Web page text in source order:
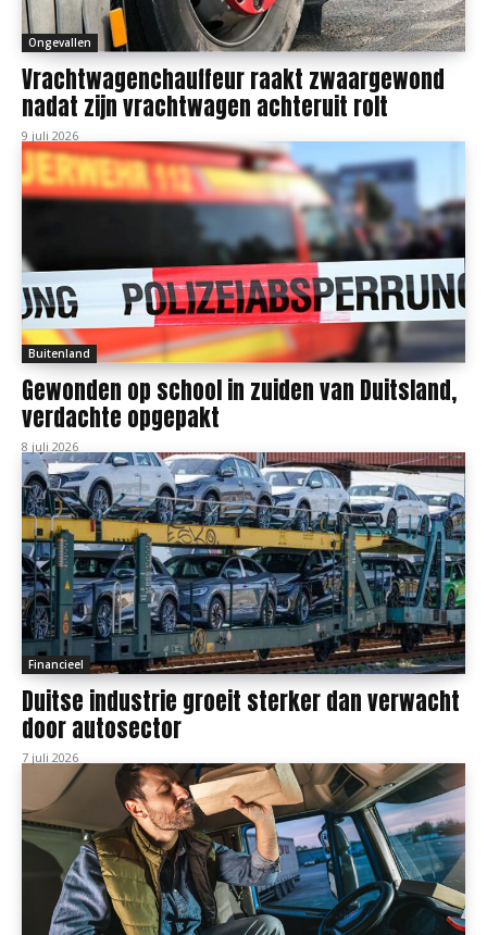
Ongevallen
Vrachtwagenchauffeur raakt zwaargewond
nadat zijn vrachtwagen achteruit rolt
9 juli 2026
Buitenland
Gewonden op school in zuiden van Duitsland,
verdachte opgepakt
8 juli 2026
Financieel
Duitse industrie groeit sterker dan verwacht
door autosector
7 juli 2026